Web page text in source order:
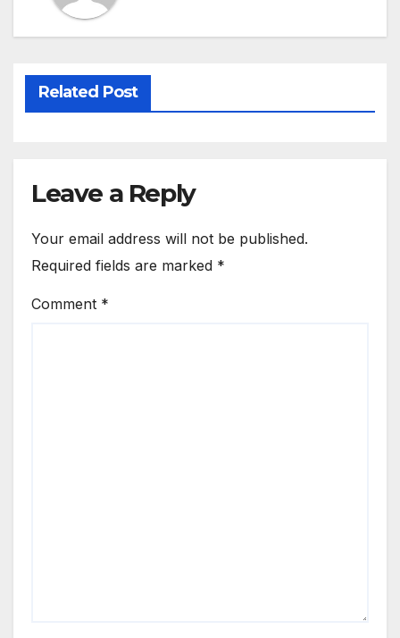
Related Post
Leave a Reply
Your email address will not be published.
Required fields are marked *
Comment *